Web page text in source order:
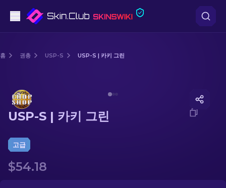
돌격소총
저격소총
장갑
홈 권총 USP-S USP-S | 카키 그린
USP-S | 카키 그린
고급
$54.18